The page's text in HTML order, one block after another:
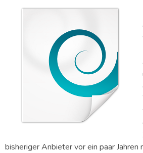
bisheriger Anbieter vor ein paar Jahren